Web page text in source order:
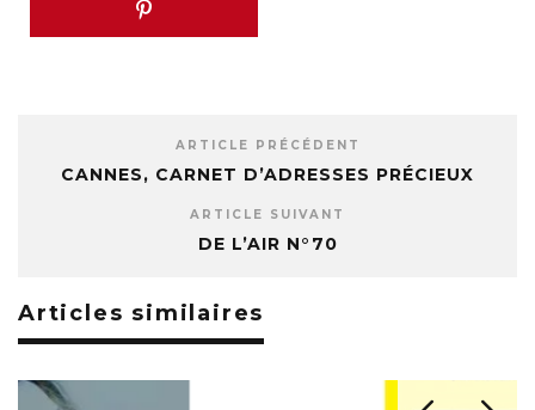
ARTICLE PRÉCÉDENT
CANNES, CARNET D’ADRESSES PRÉCIEUX
ARTICLE SUIVANT
DE L’AIR N°70
Articles similaires